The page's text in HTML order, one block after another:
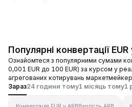
Популярні конвертації EUR
Ознайомтеся з популярними сумами
0,001 EUR до 100 EUR) за курсом у
агрегованих котирувань
Зараз24 години тому1 місяць тому1